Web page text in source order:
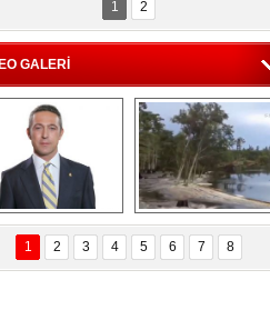
İbrahim BAYKAN
Gök
ve İnsan
1 2
GALERİ
Koç'tan  Lefter
herkesi
saygıya
davet!
Ağaçlar 5 Saniyede
Kayboldu!
SubhanAllah!
1 2 3 4 5 6 7 8